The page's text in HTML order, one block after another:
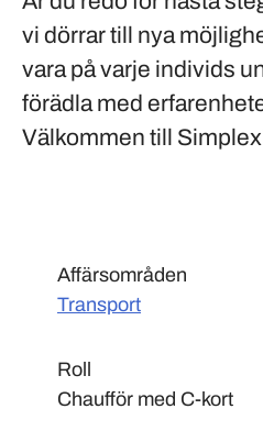
vi dörrar till nya
vara på varje individs
förädla med
Välkommen till
Affärsområden
Transport
Roll
Chaufför med C-kort